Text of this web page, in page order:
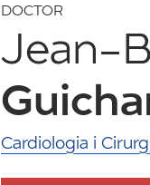
DOCTOR
Jean-
Cardiologia i